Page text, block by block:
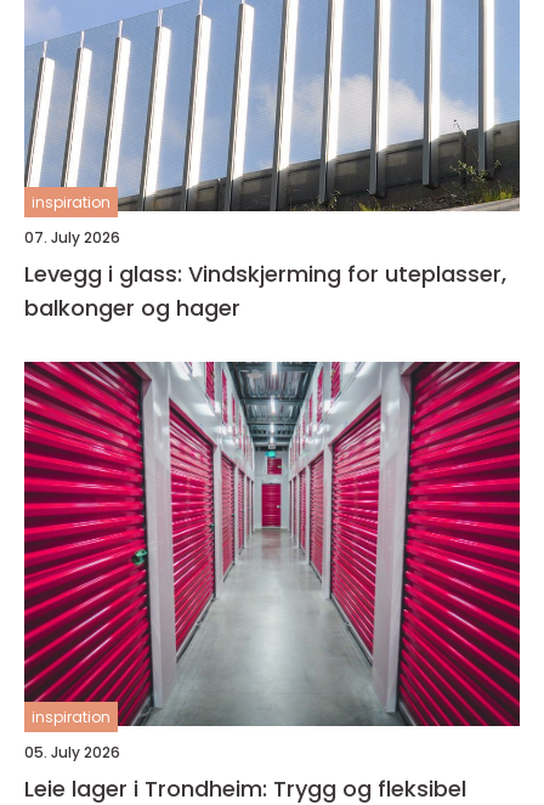
inspiration
07. July 2026
Levegg i glass: Vindskjerming for uteplasser,
balkonger og hager
inspiration
05. July 2026
Leie lager i Trondheim: Trygg og fleksibel